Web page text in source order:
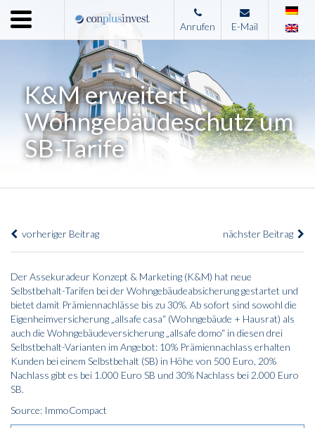
Menu
Home
Unternehmen
Leistungen
Immobilienangebote
News
Impressum
Anrufen E-Mail
K&M erweitert
Wohngebäudeschutz um
SB-Tarife
vorheriger Beitrag nächster Beitrag
Der Assekuradeur Konzept & Marketing (K&M) hat neue
Selbstbehalt-Tarifen bei der Wohngebäudeabsicherung gestartet und
bietet damit Prämiennachlässe bis zu 30%. Ab sofort sind sowohl die
Eigenheimversicherung „allsafe casa“ (Wohngebäude + Hausrat) als
auch die Wohngebäudeversicherung „allsafe domo“ in diesen drei
Selbstbehalt-Varianten im Angebot: 10% Prämiennachlass erhalten
Kunden bei einem Selbstbehalt (SB) in Höhe von 500 Euro, 20%
Nachlass gibt es bei 1.000 Euro SB und 30% Nachlass bei 2.000 Euro
SB.
Source: ImmoCompact